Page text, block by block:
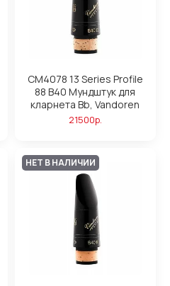
CM4078 13 Series Profile
88 B40 Мундштук для
кларнета Bb, Vandoren
21500р.
НЕТ В НАЛИЧИИ